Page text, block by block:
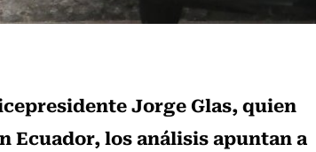
Jorge Glas, quien
Ecuador, los análisis apuntan a